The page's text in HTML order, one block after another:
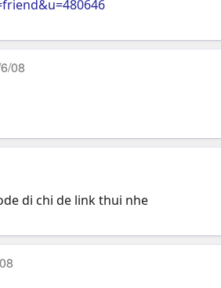
08
di chi de link thui nhe